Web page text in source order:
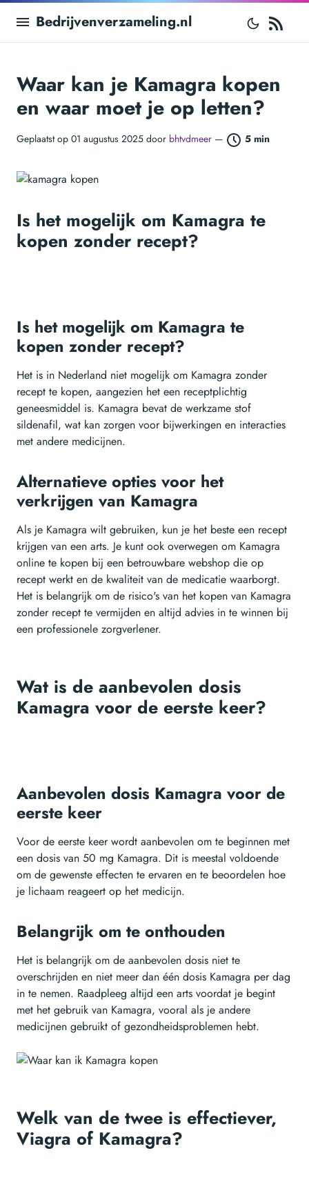
Bedrijvenverzameling.nl
Waar kan je Kamagra kopen
en waar moet je op letten?
Geplaatst op 01 augustus 2025 door bhtvdmeer — 5 min
Is het mogelijk om Kamagra te
kopen zonder recept?
Is het mogelijk om Kamagra te
kopen zonder recept?
Het is in Nederland niet mogelijk om Kamagra zonder
recept te kopen, aangezien het een receptplichtig
geneesmiddel is. Kamagra bevat de werkzame stof
sildenafil, wat kan zorgen voor bijwerkingen en interacties
met andere medicijnen.
Alternatieve opties voor het
verkrijgen van Kamagra
Als je Kamagra wilt gebruiken, kun je het beste een recept
krijgen van een arts. Je kunt ook overwegen om Kamagra
online te kopen bij een betrouwbare webshop die op
recept werkt en de kwaliteit van de medicatie waarborgt.
Het is belangrijk om de risico's van het kopen van Kamagra
zonder recept te vermijden en altijd advies in te winnen bij
een professionele zorgverlener.
Wat is de aanbevolen dosis
Kamagra voor de eerste keer?
Aanbevolen dosis Kamagra voor de
eerste keer
Voor de eerste keer wordt aanbevolen om te beginnen met
een dosis van 50 mg Kamagra. Dit is meestal voldoende
om de gewenste effecten te ervaren en te beoordelen hoe
je lichaam reageert op het medicijn.
Belangrijk om te onthouden
Het is belangrijk om de aanbevolen dosis niet te
overschrijden en niet meer dan één dosis Kamagra per dag
in te nemen. Raadpleeg altijd een arts voordat je begint
met het gebruik van Kamagra, vooral als je andere
medicijnen gebruikt of gezondheidsproblemen hebt.
Welk van de twee is effectiever,
Viagra of Kamagra?